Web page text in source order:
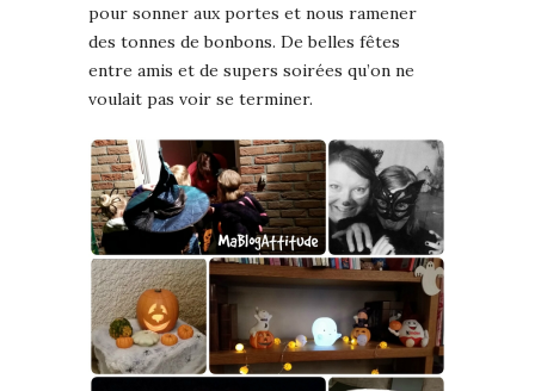
pour sonner aux portes et nous ramener
des tonnes de bonbons. De belles fêtes
entre amis et de supers soirées qu’on ne
voulait pas voir se terminer.